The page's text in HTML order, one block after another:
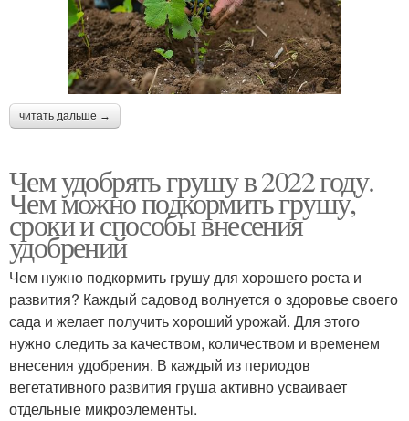
читать дальше →
Чем удобрять грушу в 2022 году.
Чем можно подкормить грушу,
сроки и способы внесения
удобрений
Чем нужно подкормить грушу для хорошего роста и
развития? Каждый садовод волнуется о здоровье своего
сада и желает получить хороший урожай. Для этого
нужно следить за качеством, количеством и временем
внесения удобрения. В каждый из периодов
вегетативного развития груша активно усваивает
отдельные микроэлементы.